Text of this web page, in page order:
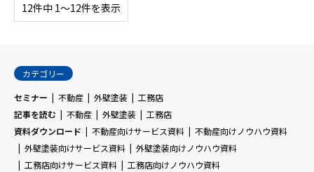
12件中 1〜12件を表示
カテゴリー
セミナー
不動産 外壁塗装
工務店
記事を読む
不動産 外壁塗装
工務店
資料ダウンロード
不動産向けサービス資料
不動産向けノウハウ資料
外壁塗装向けサービス資料
外壁塗装向けノウハウ資料
工務店向けサービス資料
工務店向けノウハウ資料